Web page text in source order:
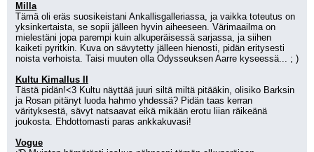
Milla
Tämä oli eräs suosikeistani Ankallisgalleriassa, ja vaikka toteutus on
yksinkertaista, se sopii jälleen hyvin aiheeseen. Värimaailma on
mielestäni jopa parempi kuin alkuperäisessä sarjassa, ja siihen
kaiketi pyritkin. Kuva on sävytetty jälleen hienosti, pidän eritysesti
noista verhoista. Taisi muuten olla Odysseuksen Aarre kyseessä... ; )
Kultu Kimallus II
Tästä pidän!<3 Kultu näyttää juuri siltä miltä pitääkin, olisiko Barksin
ja Rosan pitänyt luoda hahmo yhdessä? Pidän taas kerran
värityksestä, sävyt natsaavat eikä mikään erotu liian räikeänä
joukosta. Ehdottomasti paras ankkakuvasi!
Vogue